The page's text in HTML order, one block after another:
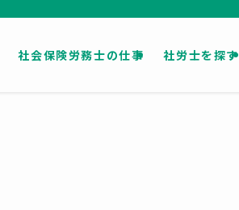
社会保険労務士の仕事 社労士を探す